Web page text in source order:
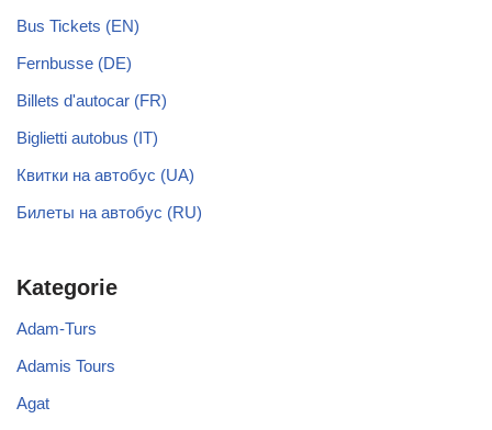
Bus Tickets (EN)
Fernbusse (DE)
Billets d'autocar (FR)
Biglietti autobus (IT)
Квитки на автобус (UA)
Билеты на автобус (RU)
Kategorie
Adam-Turs
Adamis Tours
Agat